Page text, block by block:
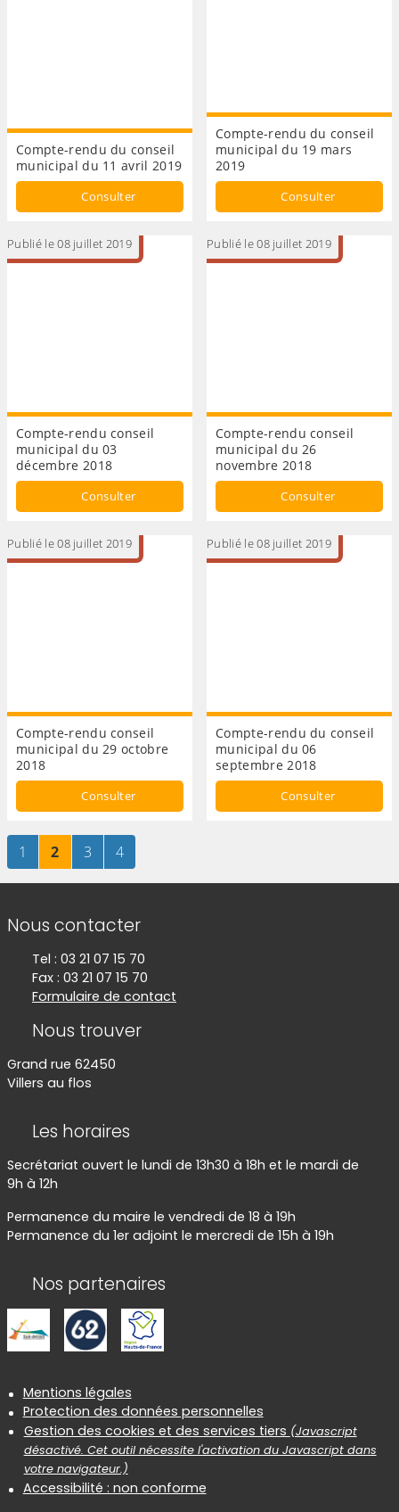
Compte-rendu du conseil
municipal du 11 avril 2019
Consulter
Compte-rendu du conseil
municipal du 19 mars
2019
Consulter
Publié le 08 juillet 2019
Compte-rendu conseil
municipal du 03
décembre 2018
Consulter
Publié le 08 juillet 2019
Compte-rendu conseil
municipal du 26
novembre 2018
Consulter
Publié le 08 juillet 2019
Compte-rendu conseil
municipal du 29 octobre
2018
Consulter
Publié le 08 juillet 2019
Compte-rendu du conseil
municipal du 06
septembre 2018
Consulter
Page
1 sur 4Page
2sur 4Page
3sur 4Page
4sur 4
Informations de contact
Nous contacter
Tel : 03 21 07 15 70
Fax : 03 21 07 15 70
Formulaire de contact
Nous trouver
Grand rue 62450
Villers au flos
Les horaires
Secrétariat ouvert le lundi de 13h30 à 18h et le mardi de
9h à 12h
Permanence du maire le vendredi de 18 à 19h
Permanence du 1er adjoint le mercredi de 15h à 19h
Nos partenaires
Informations réglementaires
Mentions légales
Protection des données personnelles
Gestion des cookies et des services tiers (Javascript
désactivé. Cet outil nécessite l'activation du Javascript dans
votre navigateur.)
Accessibilité : non conforme